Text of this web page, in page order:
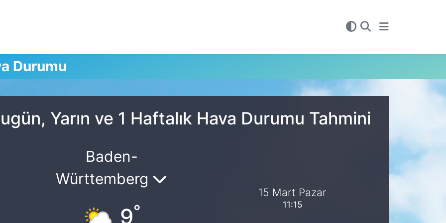
Durumu
Yarın ve 1 Haftalık Hava Durumu Tahmini
Baden-
Württemberg
9°
15 Mart Pazar
11:15